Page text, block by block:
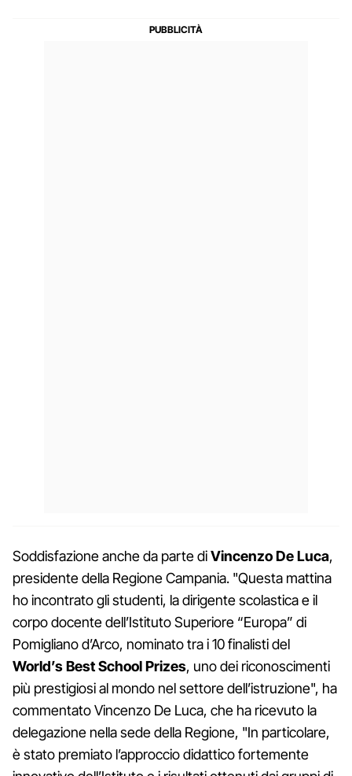
Soddisfazione anche da parte diVincenzo De Luca,
presidente della Regione Campania. "Questa mattina
ho incontrato gli studenti, la dirigente scolastica e il
corpo docente dell’Istituto Superiore “Europa” di
Pomigliano d’Arco, nominato tra i 10 finalisti del
World’s Best School Prizes, uno dei riconoscimenti
più prestigiosi al mondo nel settore dell’istruzione", ha
commentato Vincenzo De Luca, che ha ricevuto la
delegazione nella sede della Regione, "In particolare,
è stato premiato l’approccio didattico fortemente